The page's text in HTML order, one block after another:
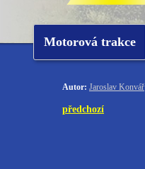
Motorová trakce
Autor: Jaroslav Konvář
předchozí